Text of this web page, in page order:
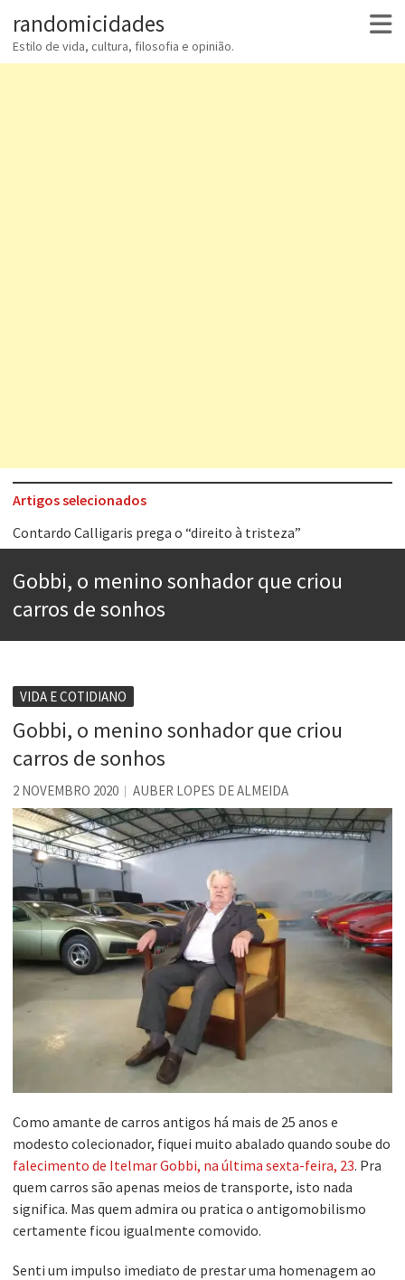
randomicidades
Estilo de vida, cultura, filosofia e opinião.
Artigos selecionados
Contardo Calligaris prega o “direito à tristeza”
Os causos de Jorge Luis Borges
Tem que filmar isso daí
A construção da urbanidade
Aprender a fracassar é o segredo do sucesso
Gobbi, o menino sonhador que criou
carros de sonhos
VIDA E COTIDIANO
Gobbi, o menino sonhador que criou
carros de sonhos
2 NOVEMBRO 2020 AUBER LOPES DE ALMEIDA
Como amante de carros antigos há mais de 25 anos e
modesto colecionador, fiquei muito abalado quando soube do
falecimento de Itelmar Gobbi, na última sexta-feira, 23. Pra
quem carros são apenas meios de transporte, isto nada
significa. Mas quem admira ou pratica o antigomobilismo
certamente ficou igualmente comovido.
Senti um impulso imediato de prestar uma homenagem ao